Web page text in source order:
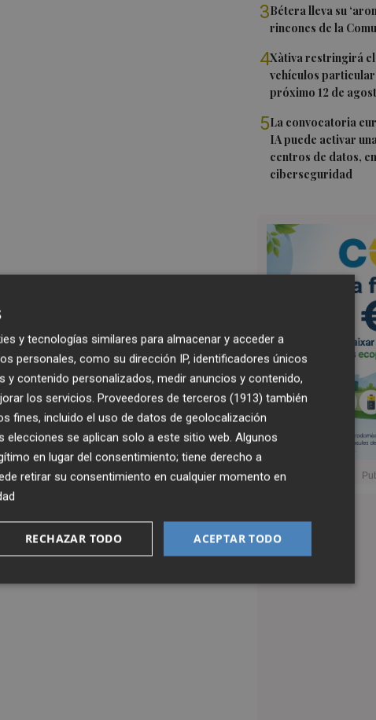
3Bétera lleva su
rincones de la
4Xàtiva restringirá
vehículos
próximo 12 de
5La convocatoria
IA puede activar
centros de datos,
ciberseguridad
y tecnologías similares para almacenar y acceder a
personales, como su dirección IP, identificadores únicos
y contenido personalizados, medir anuncios y contenido,
los servicios. Proveedores de terceros (1913) también
fines, incluido el uso de datos de geolocalización
se aplican solo a este sitio web. Algunos
en lugar del consentimiento; tiene derecho a
retirar su consentimiento en cualquier momento en
ACEPTAR TODO
RECHAZAR TODO